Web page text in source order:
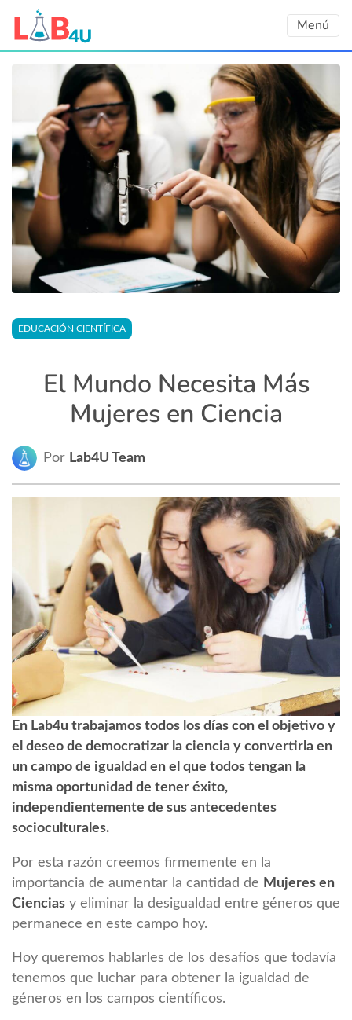
Menú
EDUCACIÓN CIENTÍFICA
El Mundo Necesita Más
Mujeres en Ciencia
Por Lab4U Team
En Lab4u trabajamos todos los días con el objetivo y
el deseo de democratizar la ciencia y convertirla en
un campo de igualdad en el que todos tengan la
misma oportunidad de tener éxito,
independientemente de sus antecedentes
socioculturales.
Por esta razón creemos firmemente en la
importancia de aumentar la cantidad de Mujeres en
Ciencias y eliminar la desigualdad entre géneros que
permanece en este campo hoy.
Hoy queremos hablarles de los desafíos que todavía
tenemos que luchar para obtener la igualdad de
géneros en los campos científicos.